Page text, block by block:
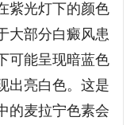
紫光灯下的颜色
大部分白癜风患
可能呈现暗蓝色
出亮白色。这是
的麦拉宁色素会